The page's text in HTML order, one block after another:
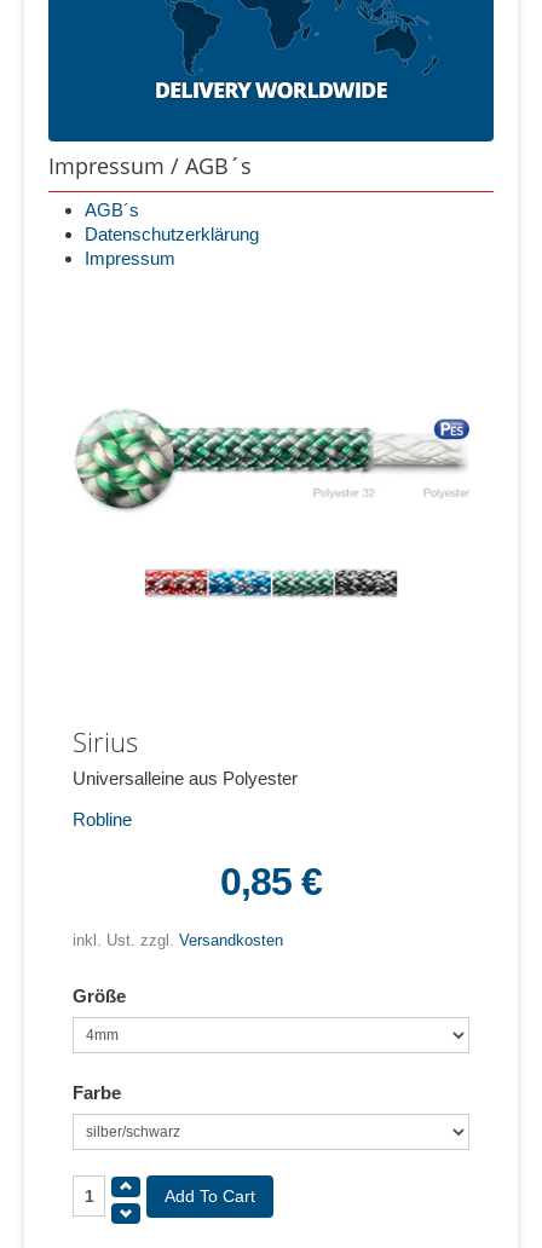
Impressum / AGB´s
AGB´s
Datenschutzerklärung
Impressum
Sirius
Universalleine aus Polyester
Robline
0,85 €
inkl. Ust. zzgl. Versandkosten
Größe
Farbe